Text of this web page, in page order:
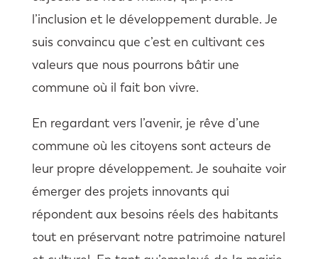
l’inclusion et le développement durable. Je
suis convaincu que c’est en cultivant ces
valeurs que nous pourrons bâtir une
commune où il fait bon vivre.
En regardant vers l’avenir, je rêve d’une
commune où les citoyens sont acteurs de
leur propre développement. Je souhaite voir
émerger des projets innovants qui
répondent aux besoins réels des habitants
tout en préservant notre patrimoine naturel